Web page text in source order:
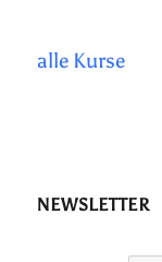
alle Kurse
NEWSLETTER